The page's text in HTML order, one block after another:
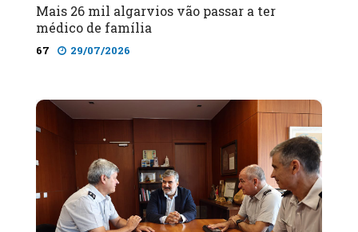
Mais 26 mil algarvios vão passar a ter
médico de família
67 29/07/2026